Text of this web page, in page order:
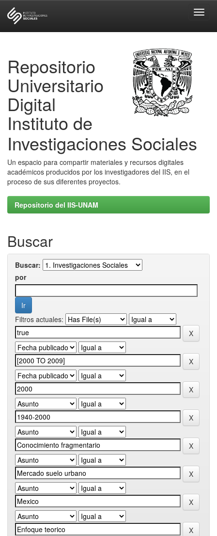
Repositorio
Universitario
Digital
Instituto de
Investigaciones Sociales
Un espacio para compartir materiales y recursos digitales
académicos producidos por los investigadores del IIS, en el
proceso de sus diferentes proyectos.
Repositorio del IIS-UNAM
Buscar
Buscar:
por
Filtros actuales: